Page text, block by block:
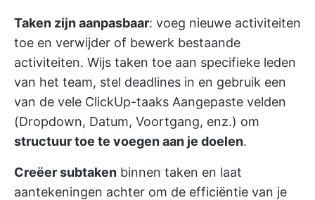
Taken zijn aanpasbaar: voeg nieuwe activiteiten
toe en verwijder of bewerk bestaande
activiteiten. Wijs taken toe aan specifieke leden
van het team, stel deadlines in en gebruik een
van de vele ClickUp-taaks Aangepaste velden
(Dropdown, Datum, Voortgang, enz.) om
structuur toe te voegen aan je doelen.
Creëer subtaken binnen taken en laat
aantekeningen achter om de efficiëntie van je